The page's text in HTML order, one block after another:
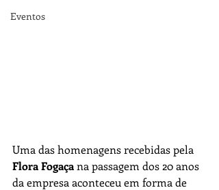
Eventos
Uma das homenagens recebidas pela
Flora Fogaça na passagem dos 20 anos
da empresa aconteceu em forma de